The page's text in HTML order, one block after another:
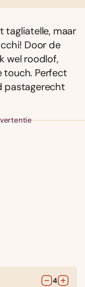
tagliatelle, maar
Door de
wel roodlof,
touch. Perfect
pastagerecht
4